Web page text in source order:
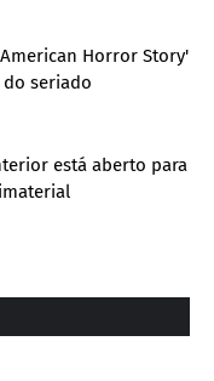
Horror Story'
seriado
está aberto para